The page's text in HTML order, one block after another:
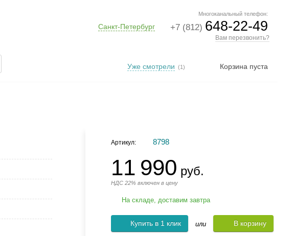
Многоканальный телефон:
+7 (812) 648-22-49
Вам перезвонить?
Санкт-Петербург
Корзина пуста
Уже смотрели (1)
Артикул: 8798
11 990 руб.
НДС 22% включен в цену
На складе, доставим завтра
Купить в 1 клик или В корзину